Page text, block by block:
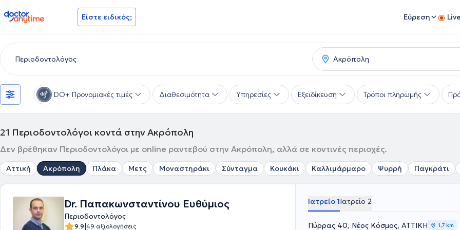
doctoranytime Είστε ειδικός; Εύρεση
DO+ Προνομιακές τιμές Διαθεσιμότητα Υπηρεσίες Εξειδίκευση Τρόποι πληρωμής
21 Περιοδοντολόγοι κοντά στην Ακρόπολη
Δεν βρέθηκαν Περιοδοντολόγοι με online ραντεβού στην Ακρόπολη, αλλά σε κοντινές περιοχές.
Αττική Ακρόπολη Πλάκα Μετς Μοναστηράκι Σύνταγμα Κουκάκι Καλλιμάρμαρο Ψυρρή Παγκράτι
Dr. Παπακωνσταντίνου Ευθύμιος
Περιοδοντολόγος
9.9|49 αξιολογήσεις
Ιατρείο 1Ιατρείο 2
Πύρρας 40, Νέος Κόσμος, ΑΤΤΙΚΗ 1,7 km